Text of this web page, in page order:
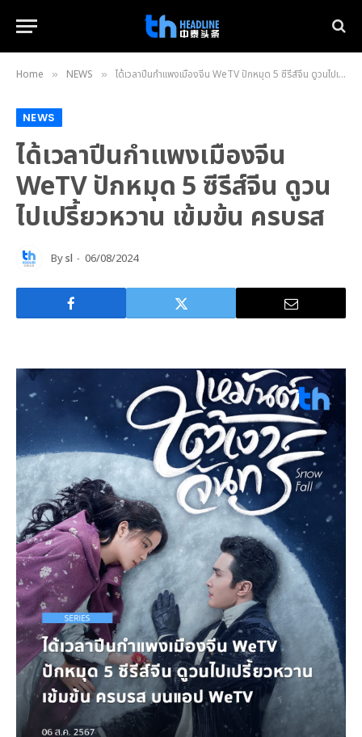
Home » NEWS » ได้เวลาปีนกำแพงเมืองจีน WeTV ปักหมุด 5 ซีรีส์จีน ดูวนไปเปรี้ยวหวาน เข้มข้น ครบรส
NEWS
ได้เวลาปีนกำแพงเมืองจีน
WeTV ปักหมุด 5 ซีรีส์จีน ดูวน
ไปเปรี้ยวหวาน เข้มข้น ครบรส
Bysl 06/08/2024